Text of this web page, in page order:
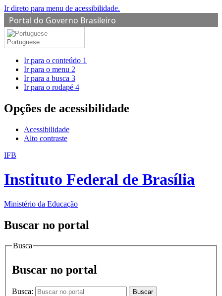
Ir direto para menu de acessibilidade.
Portal do Governo Brasileiro
Portuguese
Ir para o conteúdo 1
Ir para o menu 2
Ir para a busca 3
Ir para o rodapé 4
Opções de acessibilidade
Acessibilidade
Alto contraste
IFB
Instituto Federal de Brasília
Ministério da Educação
Buscar no portal
Busca
Buscar no portal
Busca: Buscar